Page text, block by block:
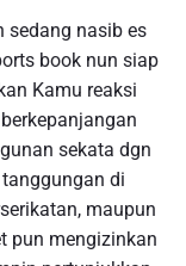
sedang nasib es
book nun siap
Kamu reaksi
sekata dgn
di
maupun
pun mengizinkan